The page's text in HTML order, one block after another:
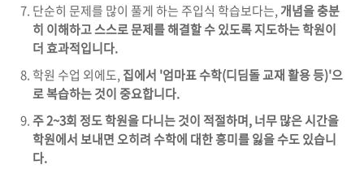
단순히 문제를 많이 풀게 하는 주입식 학습보다는, 개념을 충분
히 이해하고 스스로 문제를 해결할 수 있도록 지도하는 학원이
더 효과적입니다.
학원 수업 외에도, 집에서 '엄마표 수학(디딤돌 교재 활용 등)'으
로 복습하는 것이 중요합니다.
주 2~3회 정도 학원을 다니는 것이 적절하며, 너무 많은 시간을
학원에서 보내면 오히려 수학에 대한 흥미를 잃을 수도 있습니
다.